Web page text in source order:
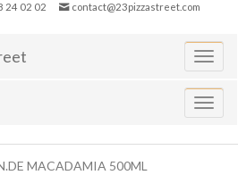
24 02 02 contact@23pizzastreet.com
Basculer
MACADAMIA 500ML